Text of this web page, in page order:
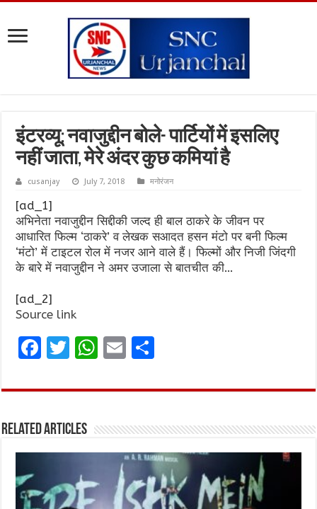
इंटरव्यू: नवाजुद्दीन बोले- पार्टियों में इसलिए
नहीं जाता, मेरे अंदर कुछ कमियां है
cusanjay July 7, 2018 मनोरंजन
[ad_1]
अभिनेता नवाजुद्दीन सिद्दीकी जल्द ही बाल ठाकरे के जीवन पर
आधारित फिल्म ‘ठाकरे’ व लेखक सआदत हसन मंटो पर बनी फिल्म
‘मंटो’ में टाइटल रोल में नजर आने वाले हैं। फिल्मों और निजी जिंदगी
के बारे में नवाजुद्दीन ने अमर उजाला से बातचीत की…
[ad_2]
Source link
F
ce
o
o
k
T
it
r
W
at
A
p
p
E
ai ar
Related Articles